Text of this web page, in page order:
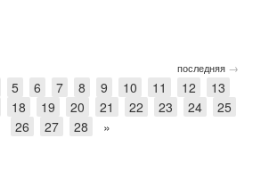
последняя →
5 6 7 8 9 10 11 12
13
18 19 20 21 22 23 24
25
26
27 28 »